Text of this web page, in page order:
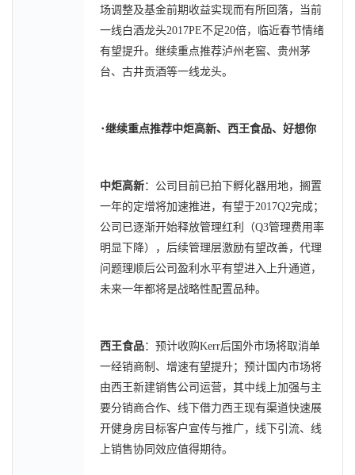
场调整及基金前期收益实现而有所回落，当前
一线白酒龙头2017PE不足20倍，临近春节情绪
有望提升。继续重点推荐泸州老窖、贵州茅
台、古井贡酒等一线龙头。
･继续重点推荐中炬高新、西王食品、好想你
中炬高新：公司目前已拍下孵化器用地，搁置
一年的定增将加速推进，有望于2017Q2完成；
公司已逐渐开始释放管理红利（Q3管理费用率
明显下降），后续管理层激励有望改善，代理
问题理顺后公司盈利水平有望进入上升通道，
未来一年都将是战略性配置品种。
西王食品：预计收购Kerr后国外市场将取消单
一经销商制、增速有望提升；预计国内市场将
由西王新建销售公司运营，其中线上加强与主
要分销商合作、线下借力西王现有渠道快速展
开健身房目标客户宣传与推广，线下引流、线
上销售协同效应值得期待。